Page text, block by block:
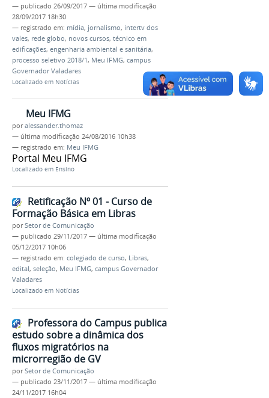
— publicado 26/09/2017 — última modificação
28/09/2017 18h30
— registrado em: mídia, jornalismo, intertv dos
vales, rede globo, novos cursos, técnico em
edificações, engenharia ambiental e sanitária,
processo seletivo 2018/1, Meu IFMG, campus
Governador Valadares
Localizado em Notícias
Meu IFMG
poralessander.thomaz
— última modificação 24/08/2016 10h38
— registrado em: Meu IFMG
Portal Meu IFMG
Localizado em Ensino
Retificação Nº 01 - Curso de
Formação Básica em Libras
porSetor de Comunicação
— publicado 29/11/2017 — última modificação
05/12/2017 10h06
— registrado em: colegiado de curso, Libras,
edital, seleção, Meu IFMG, campus Governador
Valadares
Localizado em Notícias
Professora do Campus publica
estudo sobre a dinâmica dos
fluxos migratórios na
microrregião de GV
porSetor de Comunicação
— publicado 23/11/2017 — última modificação
24/11/2017 16h04